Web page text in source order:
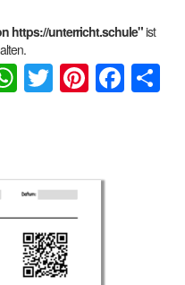
https://unterricht.schule"ist
WhatsApp
Twitter